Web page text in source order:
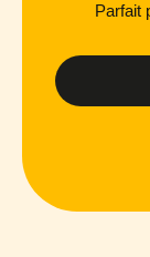
Parfait